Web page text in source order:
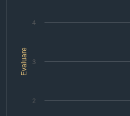
Evaluare
2
3
4